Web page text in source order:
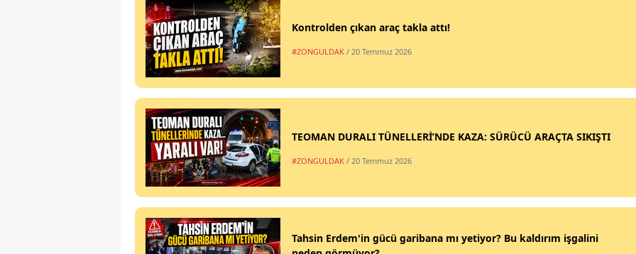
Kontrolden çıkan araç takla attı!
#ZONGULDAK / 20 Temmuz 2026
TEOMAN DURALI TÜNELLERİ’NDE KAZA: SÜRÜCÜ ARAÇTA SIKIŞTI
#ZONGULDAK / 20 Temmuz 2026
Tahsin Erdem'in gücü garibana mı yetiyor? Bu kaldırım işgalini